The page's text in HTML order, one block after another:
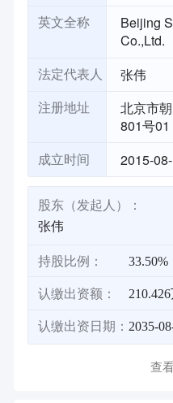
英文全称
Beijing
Co.,Ltd.
法定代表人 张伟
注册地址
北京市
801号01
成立时间 2015-
股东（发起人）：
张伟
持股比例： 33.50%
认缴出资额：
认缴出资日期： 2035-
查